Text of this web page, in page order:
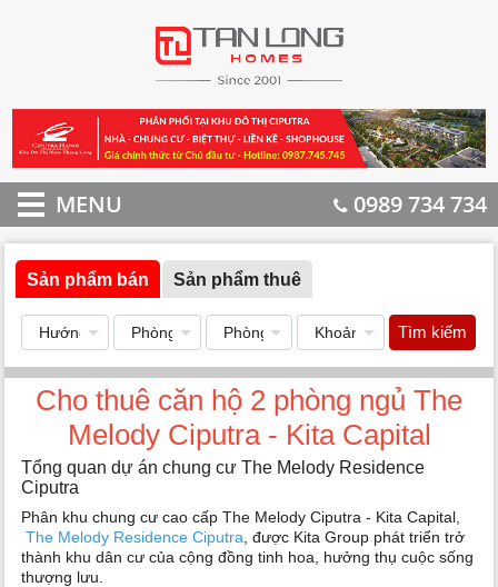
MENU 0989 734 734
Sản phẩm bán Sản phẩm thuê
Tìm kiếm
Cho thuê căn hộ 2 phòng ngủ The
Melody Ciputra - Kita Capital
Tổng quan dự án chung cư The Melody Residence
Ciputra
Phân khu chung cư cao cấp The Melody Ciputra - Kita Capital,
The Melody Residence Ciputra , được Kita Group phát triển trở
thành khu dân cư của cộng đồng tinh hoa, hưởng thụ cuộc sống
thượng lưu.